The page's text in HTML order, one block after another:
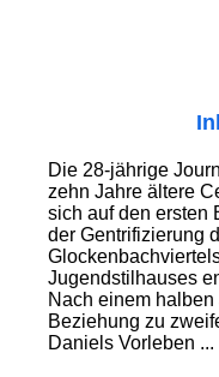
Die 28-jährige
zehn Jahre ältere
sich auf den ersten
der Gentrifizierung
Jugendstilhauses
Nach einem
Beziehung zu
Daniels Vorleben ...